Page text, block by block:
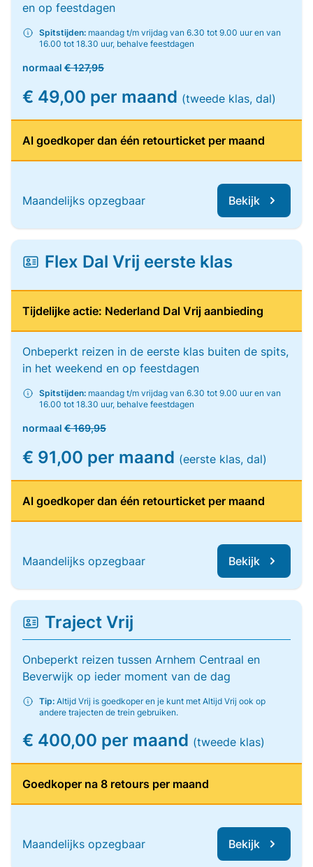
en op feestdagen
Spitstijden: maandag t/m vrijdag van 6.30 tot 9.00 uur en van
16.00 tot 18.30 uur, behalve feestdagen
normaal € 127,95
€ 49,00 per maand (tweede klas, dal)
Al goedkoper dan één retourticket per maand
Maandelijks opzegbaar Bekijk
Flex Dal Vrij eerste klas
Tijdelijke actie: Nederland Dal Vrij aanbieding
Onbeperkt reizen in de eerste klas buiten de spits,
in het weekend en op feestdagen
Spitstijden: maandag t/m vrijdag van 6.30 tot 9.00 uur en van
16.00 tot 18.30 uur, behalve feestdagen
normaal € 169,95
€ 91,00 per maand (eerste klas, dal)
Al goedkoper dan één retourticket per maand
Maandelijks opzegbaar Bekijk
Traject Vrij
Onbeperkt reizen tussen Arnhem Centraal en
Beverwijk op ieder moment van de dag
Tip: Altijd Vrij is goedkoper en je kunt met Altijd Vrij ook op
andere trajecten de trein gebruiken.
€ 400,00 per maand (tweede klas)
Goedkoper na 8 retours per maand
Maandelijks opzegbaar Bekijk